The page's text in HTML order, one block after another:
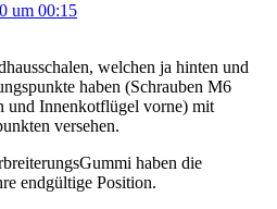
um 00:15
welchen ja hinten und
haben (Schrauben M6
und Innenkotflügel vorne) mit
versehen.
haben die
endgültige Position.